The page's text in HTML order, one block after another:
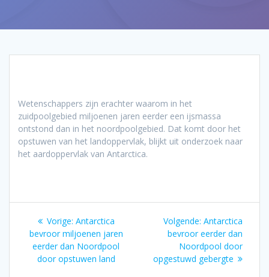
Wetenschappers zijn erachter waarom in het
zuidpoolgebied miljoenen jaren eerder een ijsmassa
ontstond dan in het noordpoolgebied. Dat komt door het
opstuwen van het landoppervlak, blijkt uit onderzoek naar
het aardoppervlak van Antarctica.
Bericht
navigatie
Vorige: Vorig
bericht:
Antarctica
bevroor miljoenen jaren
eerder dan Noordpool
door opstuwen land
Volgende: Volgend
bericht:
Antarctica
bevroor eerder dan
Noordpool door
opgestuwd gebergte